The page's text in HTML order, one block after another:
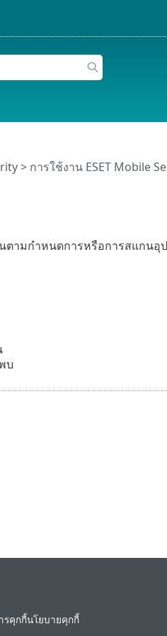
> การใช้งาน ESET Mobile
ามกำหนดการหรือการสแกนอุ
บ
รคุกกี้นโยบายคุกกี้